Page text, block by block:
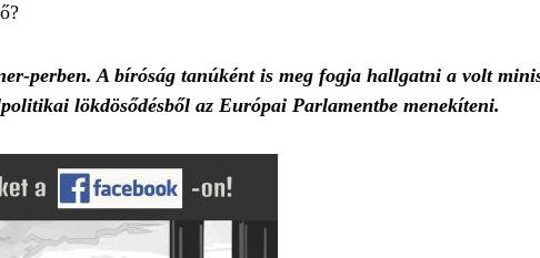
perben. A bíróság tanúként is meg fogja hallgatni a volt
lökdösődésből az Európai Parlamentbe menekíteni.